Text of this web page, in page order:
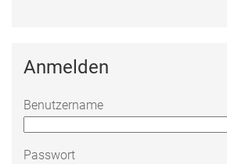
Anmelden
Benutzername
Passwort